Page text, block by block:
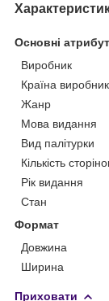
Основні
Виробник
Країна виробник
Жанр
Мова видання
Вид палітурки
Кількість
Рік видання
Стан
Формат
Довжина
Ширина
Приховати